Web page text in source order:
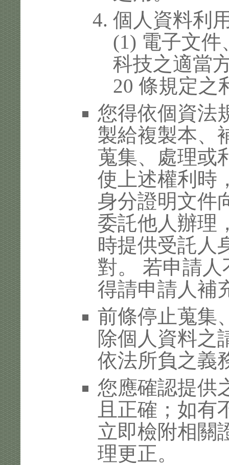
個人資料利
(1) 電子文
科技之適當
20 條規定之
您得依個資法
製給複製本、
蒐集、處理或
使上述權利時
身分證明文件
委託他人辦理
時提供受託人
對。 若申請
得請申請人補
前條停止蒐集
除個人資料之
依法所負之義
您應確認提供
且正確；如有
立即檢附相關
理更正。